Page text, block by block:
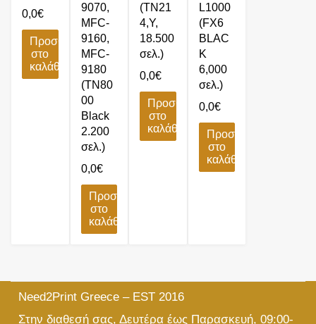
0,0€
Προσθήκη
στο
καλάθι
9070,
MFC-
9160,
MFC-
9180
(TN80
00
Black
2.200
σελ.)
0,0€
Προσθήκη
στο
καλάθι
(TN21
4,Y,
18.500
σελ.)
0,0€
Προσθήκη
στο
καλάθι
L1000
(FX6
BLAC
K
6,000
σελ.)
0,0€
Προσθήκη
στο
καλάθι
Need2Print Greece – EST 2016
Στην διαθεσή σας, Δευτέρα έως Παρασκευή, 09:00-